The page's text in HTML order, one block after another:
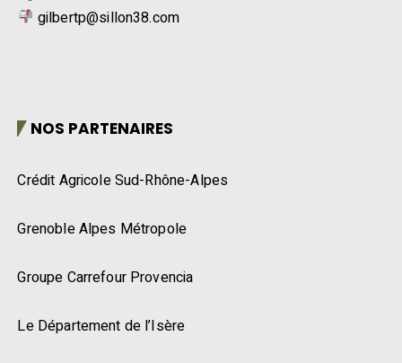
gilbertp@sillon38.com
NOS PARTENAIRES
Crédit Agricole Sud-Rhône-Alpes
Grenoble Alpes Métropole
Groupe Carrefour Provencia
Le Département de l’Isère